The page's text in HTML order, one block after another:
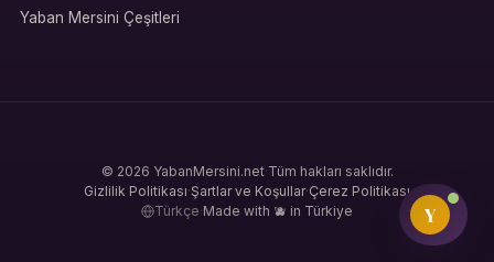
Yaban Mersini Çeşitleri
© 2026 YabanMersini.net·Tüm hakları saklıdır.
Gizlilik Politikası·Şartlar ve Koşullar·Çerez Politikası
Türkçe·Made with 🫐 in Türkiye Y